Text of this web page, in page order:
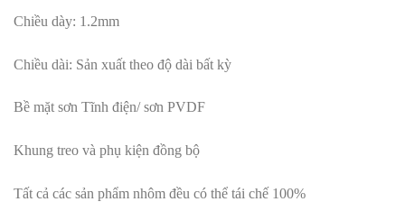
Chiều dày: 1.2mm
Chiều dài: Sản xuất theo độ dài bất kỳ
Bề mặt sơn Tĩnh điện/ sơn PVDF
Khung treo và phụ kiện đồng bộ
Tất cả các sản phẩm nhôm đều có thể tái chế 100%